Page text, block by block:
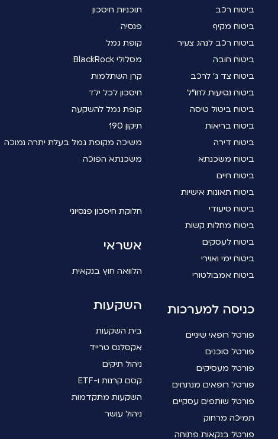
ביטוח רכב
ביטוח מקיף
ביטוח רכב לנהג צעיר
ביטוח חובה
ביטוח צד ג' לרכב
ביטוח נסיעות לחו"ל
ביטוח ביטול טיסה
ביטוח בריאות
ביטוח דירה
ביטוח משכנתא
ביטוח חיים
ביטוח תאונות אישיות
ביטוח סיעודי
ביטוח מחלות קשות
ביטוח לעסקים
ביטוח ימי ואוירי
ביטוח אמבולטורי
כניסה למערכות
פורטל רופאי שיניים
פורטל סוכנים
פורטל מעסיקים
פורטל רופאים מנתחים
פורטל שותפים עסקיים
תמיכה מרחוק
פורטל בנקאות פתוחה
תוכניות חיסכון
פנסיה
קופת גמל
מסלולי BlackRock
קרן השתלמות
חיסכון לכל ילד
קופת גמל להשקעה
תיקון 190
משיכה מקופת גמל בעלת יתרה נמוכה
משכנתא הפוכה
חלוקת חיסכון פנסיוני
אשראי
הלוואה חוץ בנקאית
השקעות
בית השקעות
אקסלנס טרייד
ניהול תיקים
קסם קרנות ו-ETF
השקעות מתקדמות
ניהול עושר